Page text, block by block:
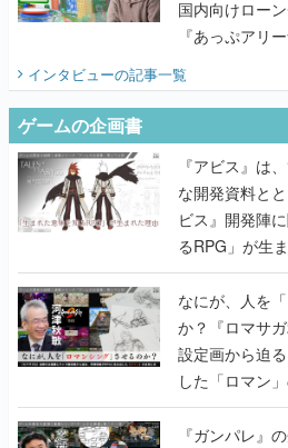
国内向けロー
『あっぷアリ
てみた
インタビューの記事一覧
ゲームの企画書
『アビス』は
な開発資料と
ビス』開発陣
るRPG」が生
書】
なにが、人を
か？『ロマサ
設定画から迫
した「ロマン
書】
『ガンパレ』